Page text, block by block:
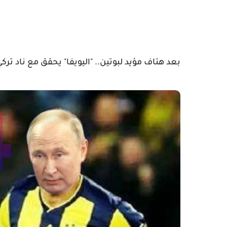
بعد هتاف مؤيد لبوتين.. "اليويفا" يحقق مع ناد